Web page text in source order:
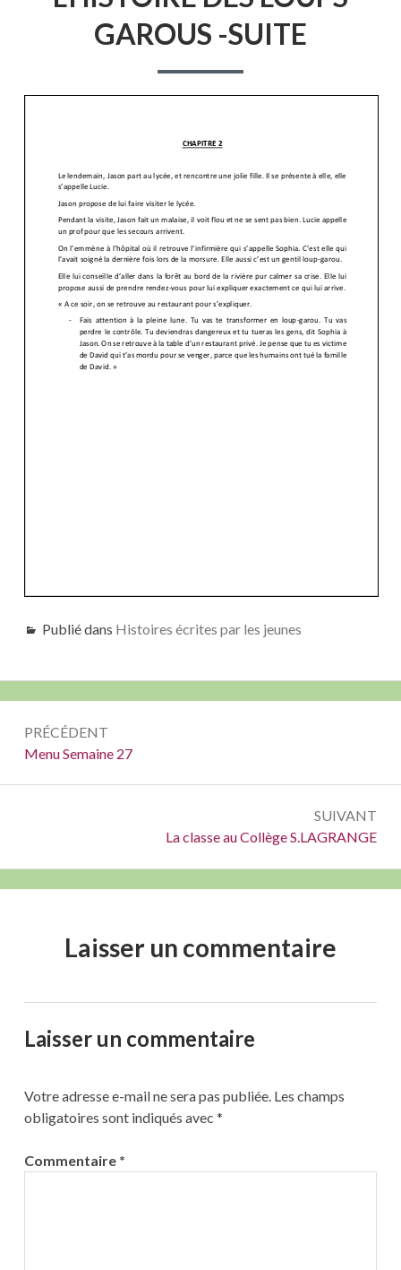
GAROUS -SUITE
Publié dans Histoires écrites par les jeunes
de
l’article
PRÉCÉDENT
Précédent :
Menu Semaine 27
SUIVANT
Suivant :
La classe au Collège S.LAGRANGE
Laisser un commentaire
Laisser un commentaire
Votre adresse e-mail ne sera pas publiée. Les champs
obligatoires sont indiqués avec *
Commentaire *